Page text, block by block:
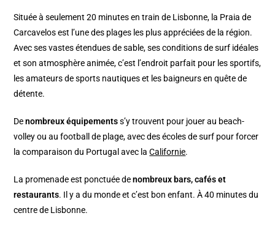
Située à seulement 20 minutes en train de Lisbonne, la Praia de
Carcavelos est l’une des plages les plus appréciées de la région.
Avec ses vastes étendues de sable, ses conditions de surf idéales
et son atmosphère animée, c’est l’endroit parfait pour les sportifs,
les amateurs de sports nautiques et les baigneurs en quête de
détente.
Denombreux équipementss’y trouvent pour jouer au beach-
volley ou au football de plage, avec des écoles de surf pour forcer
la comparaison du Portugal avec laCalifornie.
La promenade est ponctuée denombreux bars, cafés et
restaurants. Il y a du monde et c’est bon enfant. À 40 minutes du
centre de Lisbonne.